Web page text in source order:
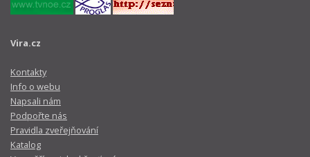
Vira.cz
Kontakty
Info o webu
Napsali nám
Podpořte nás
Pravidla zveřejňování
Katalog